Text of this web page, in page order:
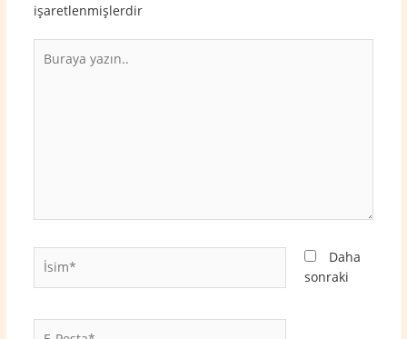
işaretlenmişlerdir
yazın..
İsim*
Daha
sonraki